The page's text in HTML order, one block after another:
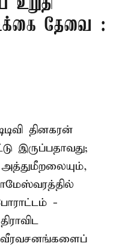
தேவை :
தினகரன்
இருப்பதாவது;
-
வீரவசனங்களைப்